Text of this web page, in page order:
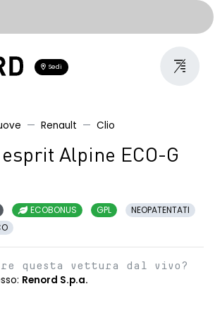
Sedi
Renault Clio
esprit Alpine ECO-G
ECOBONUS GPL
NEOPATENTATI
questa vettura dal vivo?
Renord S.p.a.